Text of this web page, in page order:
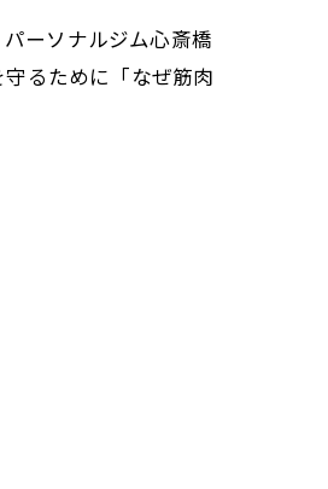
ーソナルジム心斎橋
るために「なぜ筋肉